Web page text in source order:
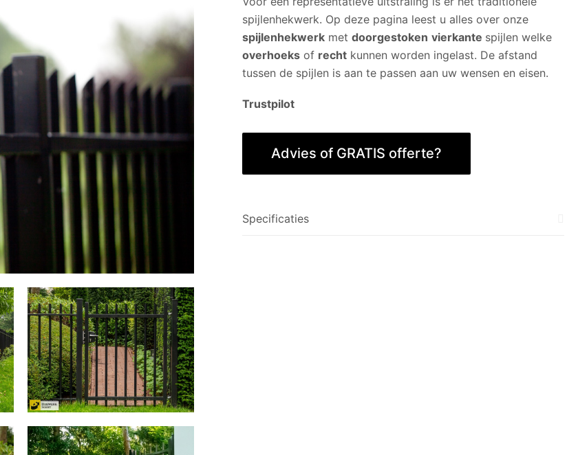
spijlenhekwerk. Op deze pagina leest u alles over onze
spijlenhekwerk metdoorgestoken vierkante spijlen welke
overhoeks of recht kunnen worden ingelast. De afstand
tussen de spijlen is aan te passen aan uw wensen en eisen.
Trustpilot
Advies of GRATIS offerte?
Specificaties